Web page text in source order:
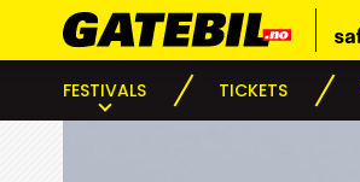
FESTIVALS TICKETS